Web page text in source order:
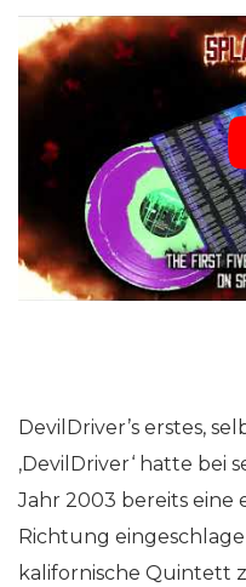
DevilDriver’s erstes,
‚DevilDriver‘ hatte bei
Jahr 2003 bereits eine
Richtung
kalifornische Quintett